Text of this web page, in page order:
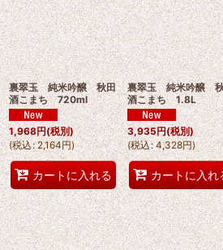
裏翠玉 純米吟醸 秋田
酒こまち 720ml
1,968円(税別)
(税込 : 2,164円)
カートに入れる
裏翠玉 純米吟醸
酒こまち 1.8L
3,935円(税別)
(税込: 4,328円)
カートに入れ